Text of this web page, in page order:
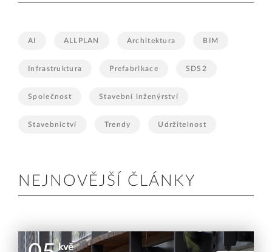
AI ALLPLAN Architektura BIM
Infrastruktura Prefabrikace SDS2
Společnost Stavební inženýrství
Stavebnictví Trendy Udržitelnost
NEJNOVĚJŠÍ ČLÁNKY
kvě